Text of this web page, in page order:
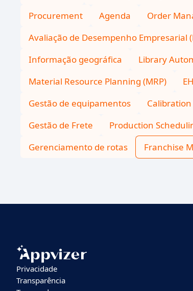
Procurement
Agenda Order
Avaliação de Desempenho Empresarial
Informação geográfica
Library
Material Resource Planning (MRP)
Gestão de equipamentos
Gestão de Frete
Production
Gerenciamento de rotas
Franchise
Privacidade
Transparência